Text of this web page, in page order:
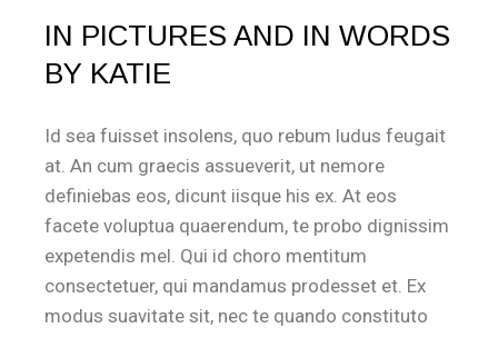
IN PICTURES AND IN WORDS
BY KATIE
Id sea fuisset insolens, quo rebum ludus feugait
at. An cum graecis assueverit, ut nemore
definiebas eos, dicunt iisque his ex. At eos
facete voluptua quaerendum, te probo dignissim
expetendis mel. Qui id choro mentitum
consectetuer, qui mandamus prodesset et. Ex
modus suavitate sit, nec te quando constituto